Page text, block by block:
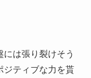
は張り裂けそう
ジティブな力を貰